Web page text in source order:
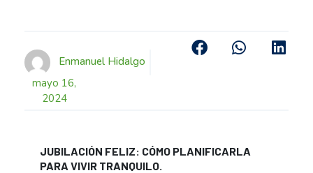
Enmanuel Hidalgo
mayo 16,
2024
JUBILACIÓN FELIZ: CÓMO PLANIFICARLA
PARA VIVIR TRANQUILO.